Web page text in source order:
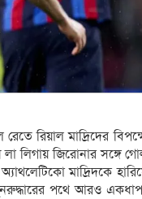
রিয়াল মাদ্রিদের
লা লিগায় জিরোনার সঙ্গে
মাদ্রিদকে
পুনরুদ্ধারের পথে আরও